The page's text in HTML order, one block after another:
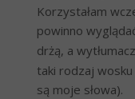
Korzystałam
powinno
drżą, a
taki rodzaj wosku
są moje słowa).